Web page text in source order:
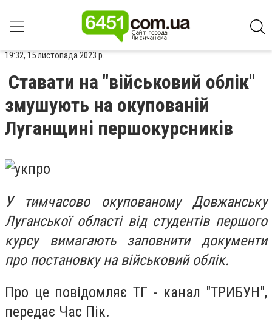
19:32, 15 листопада 2023 р.
Ставати на "військовий облік"
змушують на окупованій
Луганщині першокурсників
У тимчасово окупованому Довжанську
Луганської області від студентів першого
курсу вимагають заповнити документи
про постановку на військовий облік.
Про це повідомляє ТГ - канал "ТРИБУН",
передає Час Пік.